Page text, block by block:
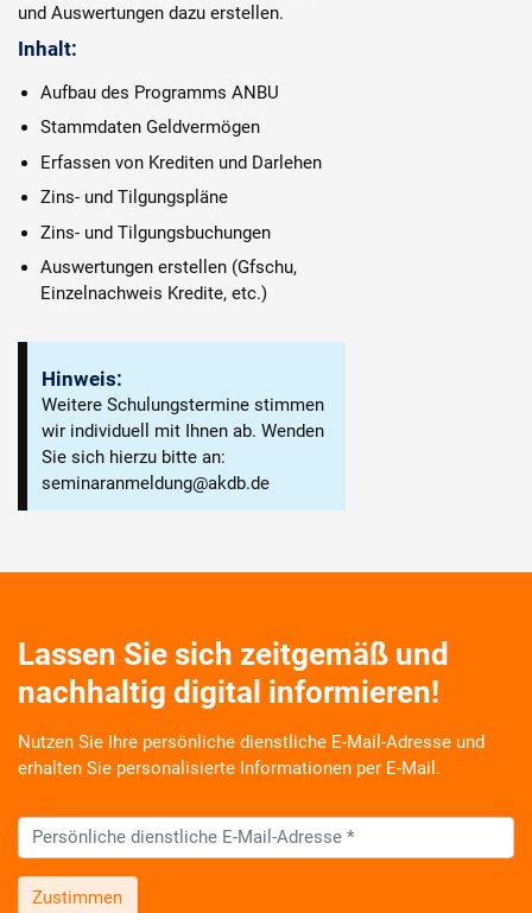
und Auswertungen dazu erstellen.
Inhalt:
Aufbau des Programms ANBU
Stammdaten Geldvermögen
Erfassen von Krediten und Darlehen
Zins- und Tilgungspläne
Zins- und Tilgungsbuchungen
Auswertungen erstellen (Gfschu,
Einzelnachweis Kredite, etc.)
Hinweis:
Weitere Schulungstermine stimmen
wir individuell mit Ihnen ab. Wenden
Sie sich hierzu bitte an:
seminaranmeldung@akdb.de
Lassen Sie sich zeitgemäß und
nachhaltig digital informieren!
Nutzen Sie Ihre persönliche dienstliche E-Mail-Adresse und
erhalten Sie personalisierte Informationen per E-Mail.
Zustimmen